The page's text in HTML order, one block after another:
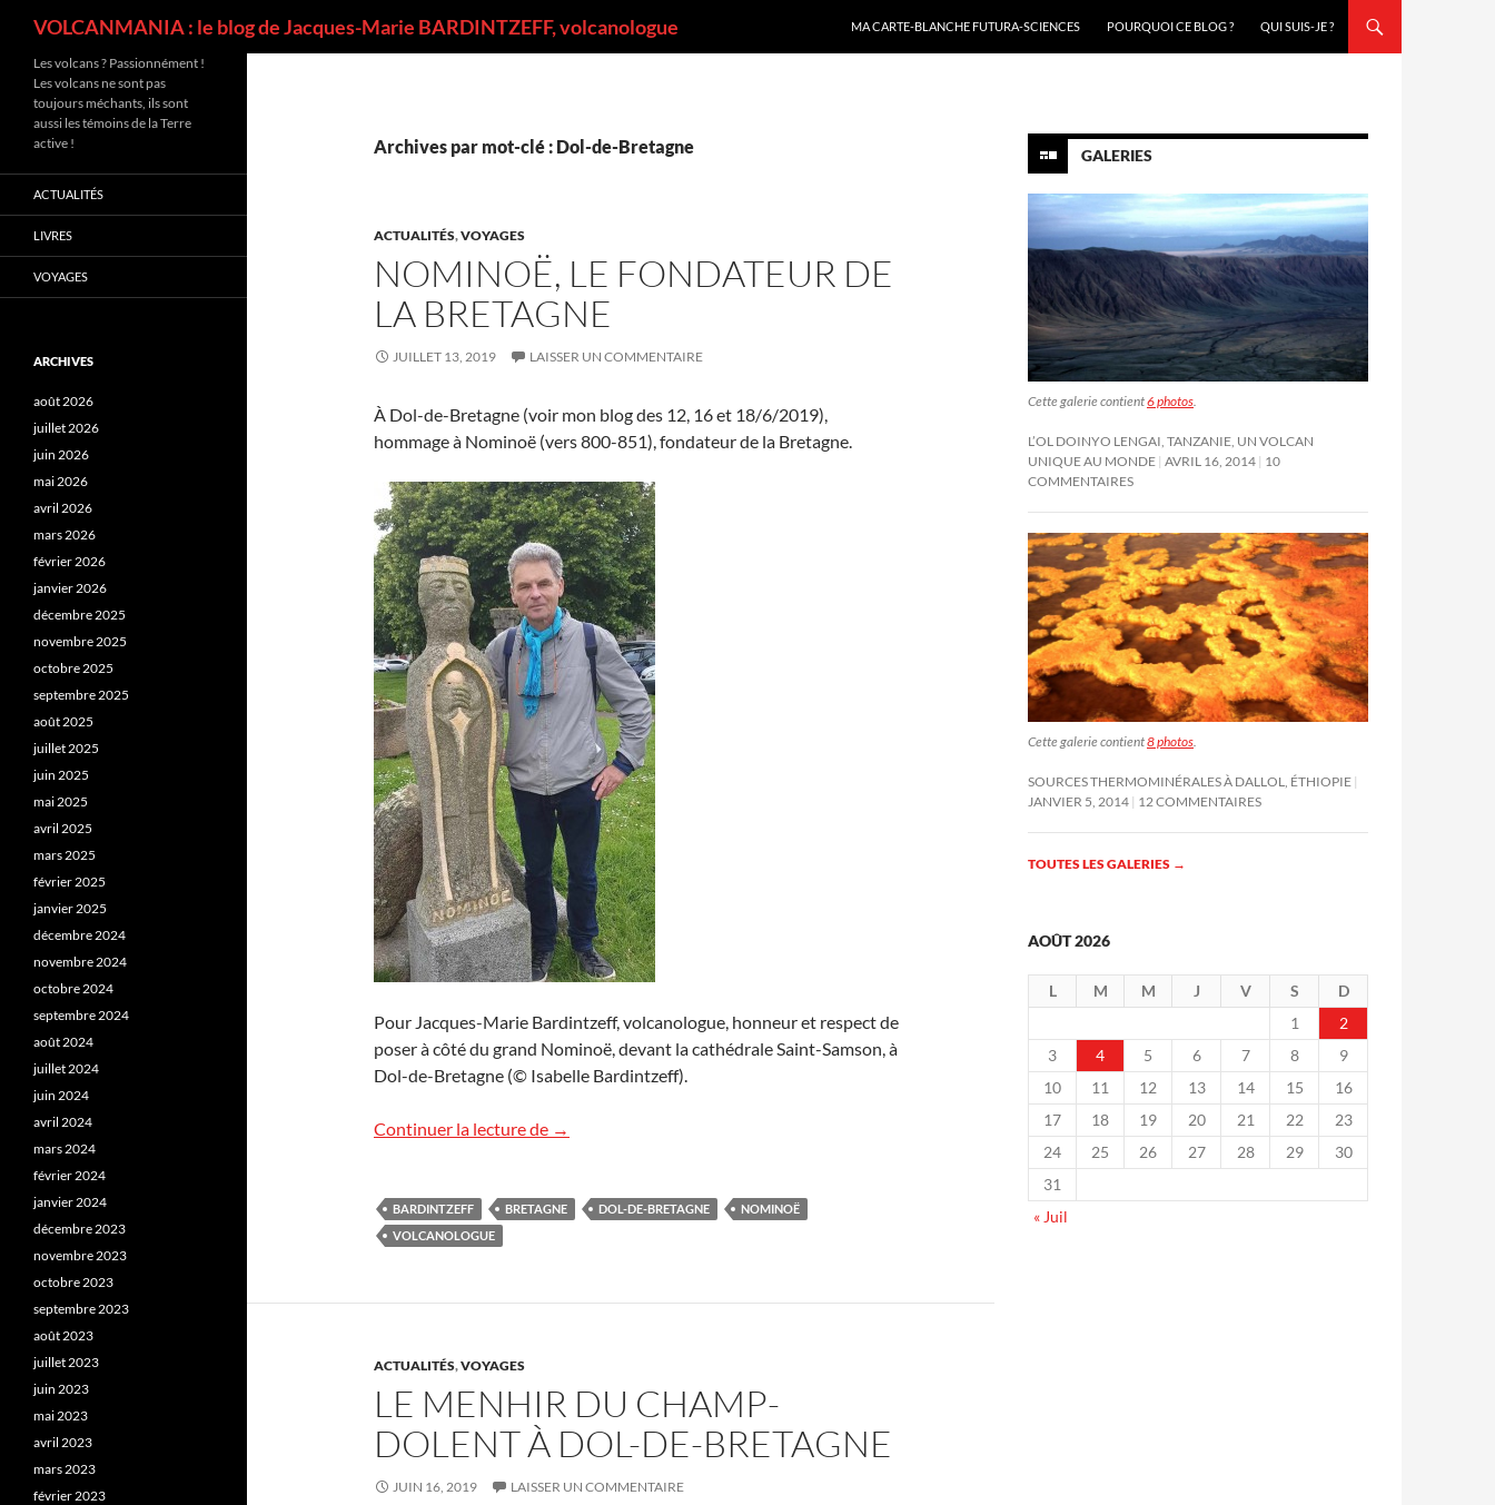
VOLCANMANIA : le blog de Jacques-Marie BARDINTZEFF, volcanologue
MA CARTE-BLANCHE FUTURA-SCIENCES
POURQUOI CE BLOG ? QUI SUIS-JE ?
Archives par mot-clé : Dol-de-Bretagne
ACTUALITÉS,VOYAGES
NOMINOË, LE FONDATEUR DE
LA BRETAGNE
JUILLET 13, 2019 LAISSER UN COMMENTAIRE
À Dol-de-Bretagne (voir mon blog des 12, 16 et 18/6/2019),
hommage à Nominoë (vers 800-851), fondateur de la Bretagne.
Pour Jacques-Marie Bardintzeff, volcanologue, honneur et respect de
poser à côté du grand Nominoë, devant la cathédrale Saint-Samson, à
Dol-de-Bretagne (© Isabelle Bardintzeff).
Continuer la lecture de Nominoë, le fondateur de la Bretagne
→
BARDINTZEFF BRETAGNE DOL-DE-BRETAGNE
NOMINOË
VOLCANOLOGUE
ACTUALITÉS,VOYAGES
LE MENHIR DU CHAMP-
DOLENT À DOL-DE-BRETAGNE
JUIN 16, 2019 LAISSER UN COMMENTAIRE
GALERIES
Cette galerie contient6 photos.
L’OL DOINYO LENGAI, TANZANIE, UN VOLCAN
UNIQUE AU MONDE AVRIL 16, 2014 10
COMMENTAIRES
Cette galerie contient8 photos
SOURCES THERMOMINÉRALES À DALLOL, ÉTHIOPIE
JANVIER 5, 2014 12 COMMENTAIRES
TOUTES LES GALERIES →
AOÛT 2026
L M M J V S
D
1
2
3
4 5 6 7 8
9
10
11 12 13 14 15
16
17
18 19 20 21 22
23
24
25 26 27 28 29
30
31
« Juil
Les volcans ? Passionnément !
Les volcans ne sont pas
toujours méchants, ils sont
aussi les témoins de la Terre
active !
ACTUALITÉS
LIVRES
VOYAGES
ARCHIVES
août 2026
juillet 2026
juin 2026
mai 2026
avril 2026
mars 2026
février 2026
janvier 2026
décembre 2025
novembre 2025
octobre 2025
septembre 2025
août 2025
juillet 2025
juin 2025
mai 2025
avril 2025
mars 2025
février 2025
janvier 2025
décembre 2024
novembre 2024
octobre 2024
septembre 2024
août 2024
juillet 2024
juin 2024
avril 2024
mars 2024
février 2024
janvier 2024
décembre 2023
novembre 2023
octobre 2023
septembre 2023
août 2023
juillet 2023
juin 2023
mai 2023
avril 2023
mars 2023
février 2023